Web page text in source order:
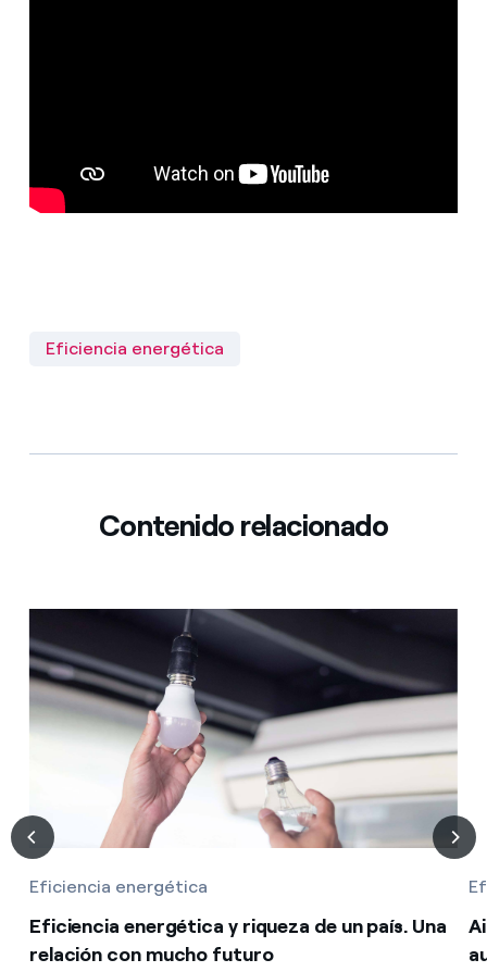
Eficiencia energética
Contenido relacionado
Eficiencia energética
Eficiencia energética y riqueza de un país. Una
relación con mucho futuro